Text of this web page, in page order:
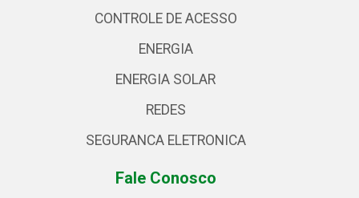
CONTROLE DE ACESSO
ENERGIA
ENERGIA SOLAR
REDES
SEGURANCA ELETRONICA
Fale Conosco